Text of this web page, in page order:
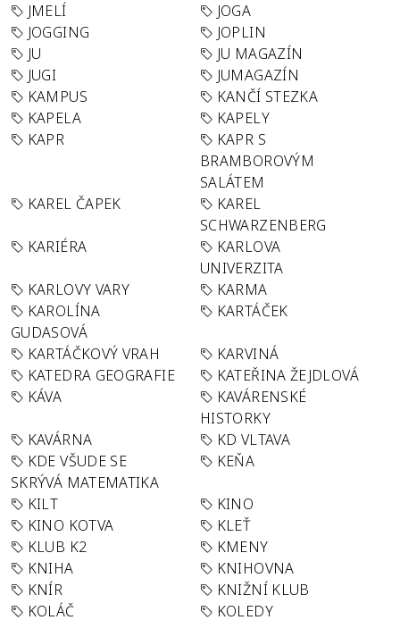
JMELÍ
JOGA
JOGGING
JOPLIN
JU
JU MAGAZÍN
JUGI
JUMAGAZÍN
KAMPUS
KANČÍ STEZKA
KAPELA
KAPELY
KAPR
KAPR S
BRAMBOROVÝM
SALÁTEM
KAREL ČAPEK
KAREL
SCHWARZENBERG
KARIÉRA
KARLOVA
UNIVERZITA
KARLOVY VARY
KARMA
KAROLÍNA
GUDASOVÁ
KARTÁČEK
KARTÁČKOVÝ VRAH
KARVINÁ
KATEDRA GEOGRAFIE
KATEŘINA ŽEJDLOVÁ
KÁVA
KAVÁRENSKÉ
HISTORKY
KAVÁRNA
KD VLTAVA
KDE VŠUDE SE
SKRÝVÁ MATEMATIKA
KEŇA
KILT
KINO
KINO KOTVA
KLEŤ
KLUB K2
KMENY
KNIHA
KNIHOVNA
KNÍR
KNIŽNÍ KLUB
KOLÁČ
KOLEDY